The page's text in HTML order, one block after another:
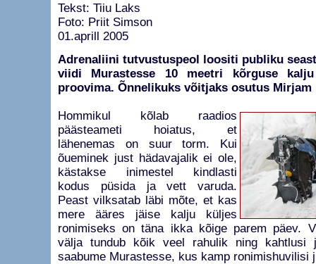
Tekst: Tiiu Laks
Foto: Priit Simson
01.aprill 2005
Adrenaliini tutvustuspeol loositi publiku
viidi Murastesse 10 meetri kõrguse
proovima. Õnnelikuks võitjaks osutus Mirjam
Hommikul kõlab raadios
päästeameti hoiatus, et
lähenemas on suur torm. Kui
õueminek just hädavajalik ei ole,
kästakse inimestel kindlasti
kodus püsida ja vett varuda.
Peast vilksatab läbi mõte, et kas
mere ääres jäise kalju küljes
ronimiseks on täna ikka kõige parem päev.
välja tundub kõik veel rahulik ning kahtlusi
saabume Murastesse, kus kamp ronimishuvilisi